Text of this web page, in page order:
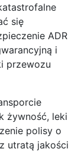
się
ADR
i
przewozu
żywność, leki
polisy o
utratą jakości